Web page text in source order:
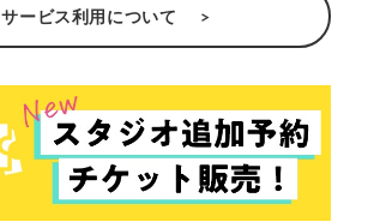
サービス利用について